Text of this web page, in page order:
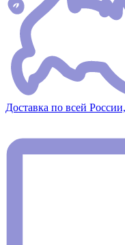
Доставка по всей